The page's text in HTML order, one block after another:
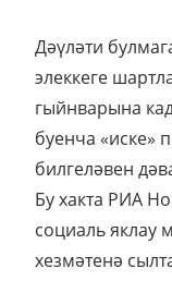
Дәүләти
элеккеге
гыйнварына
буенча «иске»
билгеләвен
Бу хакта РИА
социаль яклау
хезмәтенә